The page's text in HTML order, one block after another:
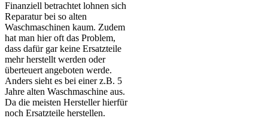
Finanziell betrachtet lohnen sich
Reparatur bei so alten
Waschmaschinen kaum. Zudem
hat man hier oft das Problem,
dass dafür gar keine Ersatzteile
mehr herstellt werden oder
überteuert angeboten werde.
Anders sieht es bei einer z.B. 5
Jahre alten Waschmaschine aus.
Da die meisten Hersteller hierfür
noch Ersatzteile herstellen.